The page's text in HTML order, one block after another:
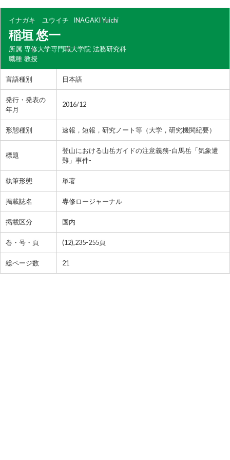
イナガキ ユウイチ INAGAKI Yuichi
稲垣 悠一
所属 専修大学専門職大学院 法務研究科
職種 教授
言語種別 日本語
発行・発表の
年月
2016/12
形態種別 速報，短報，研究ノート等（大学，研究機関紀要）
標題
登山における山岳ガイドの注意義務-白馬岳「気象遭
難」事件-
執筆形態 単著
掲載誌名 専修ロージャーナル
掲載区分 国内
巻・号・頁 (12),235-255頁
総ページ数 21